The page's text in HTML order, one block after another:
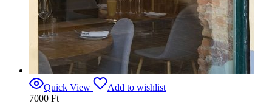
Quick View
Add to wishlist
7000 Ft